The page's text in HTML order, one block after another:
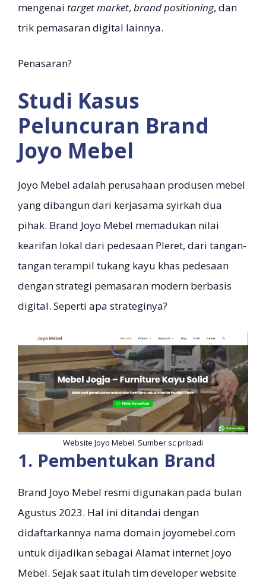
mengenai target market, brand positioning, dan
trik pemasaran digital lainnya.
Penasaran?
Studi Kasus
Peluncuran Brand
Joyo Mebel
Joyo Mebel adalah perusahaan produsen mebel
yang dibangun dari kerjasama syirkah dua
pihak. Brand Joyo Mebel memadukan nilai
kearifan lokal dari pedesaan Pleret, dari tangan-
tangan terampil tukang kayu khas pedesaan
dengan strategi pemasaran modern berbasis
digital. Seperti apa strateginya?
Website Joyo Mebel. Sumber sc pribadi
1. Pembentukan Brand
Brand Joyo Mebel resmi digunakan pada bulan
Agustus 2023. Hal ini ditandai dengan
didaftarkannya nama domain joyomebel.com
untuk dijadikan sebagai Alamat internet Joyo
Mebel. Sejak saat itulah tim developer website